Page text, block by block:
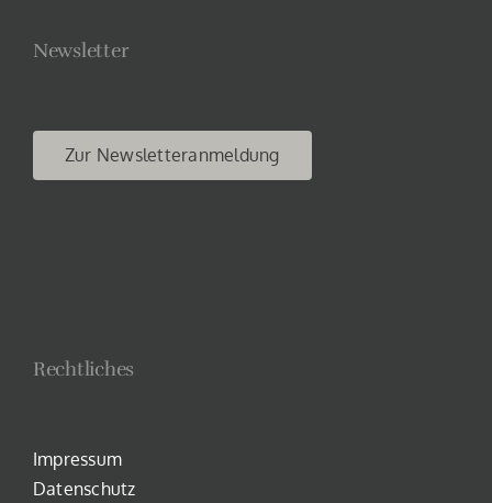
Newsletter
Zur Newsletteranmeldung
Rechtliches
Impressum
Datenschutz